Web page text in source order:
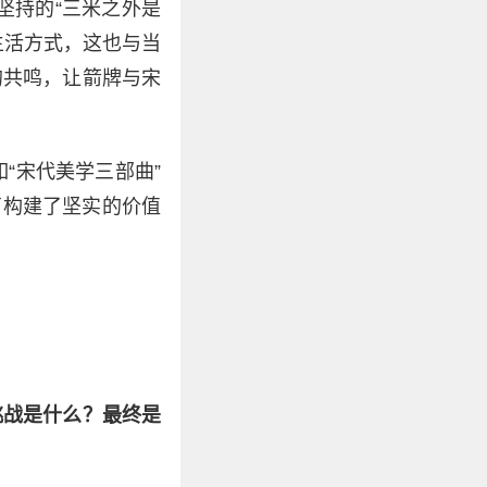
持的“三米之外是
方式，这也与当
鸣，让箭牌与宋
宋代美学三部曲”
建了坚实的价值
是什么？最终是